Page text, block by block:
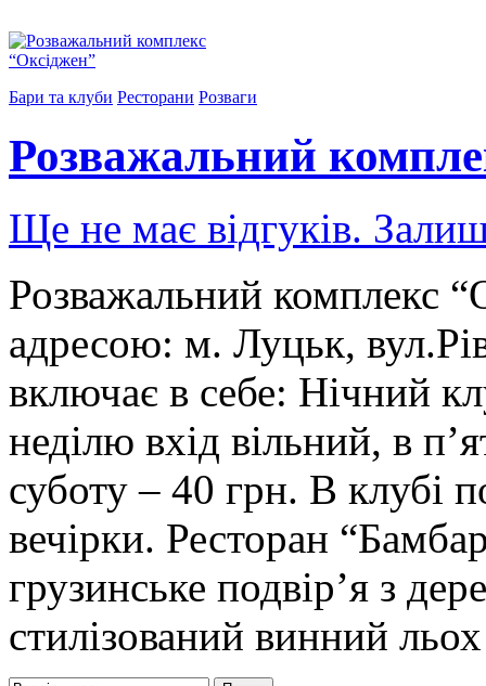
Бари та клуби Ресторани Розваги
Розважальний
Ще не має відгуків.
Розважальний комплекс
адресою: м. Луцьк,
включає в себе: Нічний
неділю вхід вільний, в
суботу – 40 грн. В клубі
вечірки. Ресторан
грузинське подвір’я з
стилізований винний